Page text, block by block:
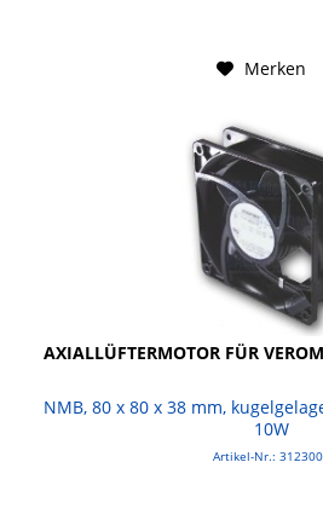
Merken
AXIALLÜFTERMOTOR FÜR
NMB, 80 x 80 x 38 mm,
10W
Artikel-Nr.: